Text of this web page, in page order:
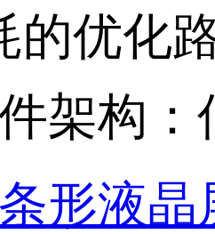
的优化
架构
形液晶